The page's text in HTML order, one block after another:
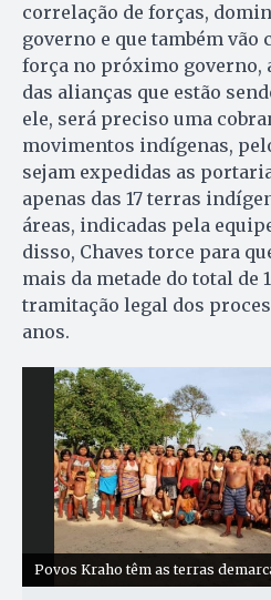
correlação de forças,
governo e que também
força no próximo governo,
das alianças que estão
ele, será preciso uma
movimentos indígenas,
sejam expedidas as
apenas das 17 terras
áreas, indicadas pela
disso, Chaves torce para
mais da metade do total de
tramitação legal dos
anos.
Povos Kraho têm as terras